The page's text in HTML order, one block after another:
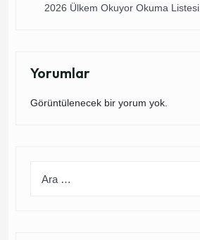
2026 Ülkem Okuyor Okuma Listesi
Yorumlar
Görüntülenecek bir yorum yok.